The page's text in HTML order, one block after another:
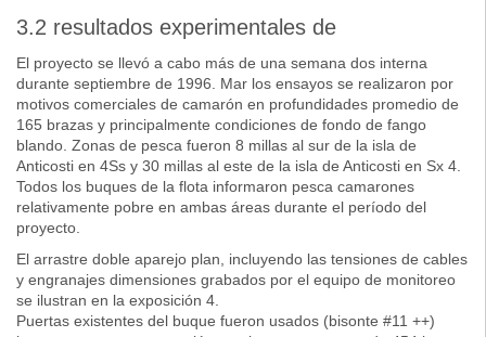
3.2 resultados experimentales de
El proyecto se llevó a cabo más de una semana dos interna
durante septiembre de 1996. Mar los ensayos se realizaron por
motivos comerciales de camarón en profundidades promedio de
165 brazas y principalmente condiciones de fondo de fango
blando. Zonas de pesca fueron 8 millas al sur de la isla de
Anticosti en 4Ss y 30 millas al este de la isla de Anticosti en Sx 4.
Todos los buques de la flota informaron pesca camarones
relativamente pobre en ambas áreas durante el período del
proyecto.
El arrastre doble aparejo plan, incluyendo las tensiones de cables
y engranajes dimensiones grabados por el equipo de monitoreo
se ilustran en la exposición 4.
Puertas existentes del buque fueron usados (bisonte #11 ++)